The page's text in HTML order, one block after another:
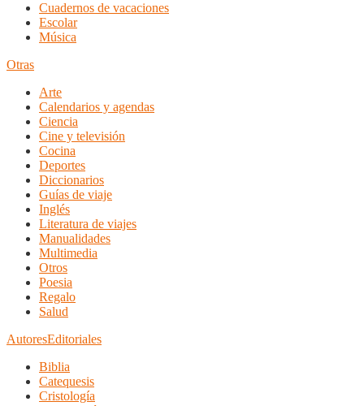
Cuadernos de vacaciones
Escolar
Música
Otras
Arte
Calendarios y agendas
Ciencia
Cine y televisión
Cocina
Deportes
Diccionarios
Guías de viaje
Inglés
Literatura de viajes
Manualidades
Multimedia
Otros
Poesia
Regalo
Salud
AutoresEditoriales
Biblia
Catequesis
Cristología